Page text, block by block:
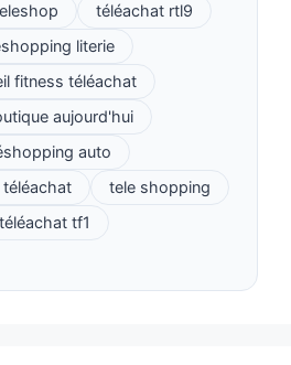
téléachat rtl9
literie
fitness téléachat
aujourd'hui
auto
tele shopping
téléachat tf1